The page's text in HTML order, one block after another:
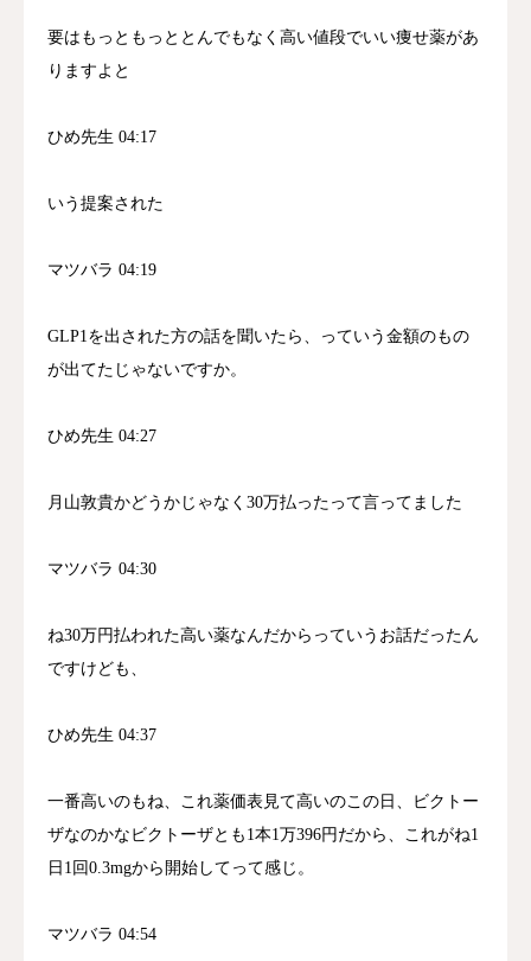
要はもっともっととんでもなく高い値段でいい痩せ薬があ
りますよと
ひめ先生 04:17
いう提案された
マツバラ 04:19
GLP1を出された方の話を聞いたら、っていう金額のもの
が出てたじゃないですか。
ひめ先生 04:27
月山敦貴かどうかじゃなく30万払ったって言ってました
マツバラ 04:30
ね30万円払われた高い薬なんだからっていうお話だったん
ですけども、
ひめ先生 04:37
一番高いのもね、これ薬価表見て高いのこの日、ビクトー
ザなのかなビクトーザとも1本1万396円だから、これがね1
日1回0.3mgから開始してって感じ。
マツバラ 04:54